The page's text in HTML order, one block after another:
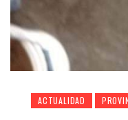
ACTUALIDAD